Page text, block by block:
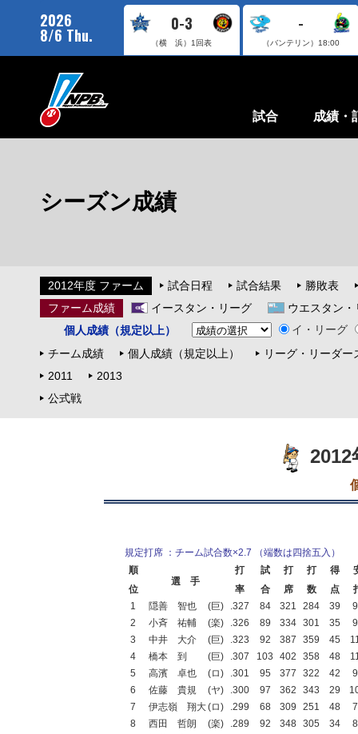
2026
8/6 Thu.
0-3
（横 浜） 1回表
-
（バンテリン） 18:00
試合 成績・
シーズン成績
2012年度 ファーム 試合日程 試合結果
勝敗表
ファーム成績
イースタン・リーグ
ウエスタン・
個人成績（規定以上）
イ・リーグ
チーム成績
個人成績（規定以上）
リーグ・リーダー
2011
2013
公式戦
規定打席 ：チーム試合数×2.7 （端数は四捨五入）
順
位
選 手
打
率
試
合
打
席
打
数
得
点
1
隠善 智也 (巨) .327 84 321 284 39
2
小斉 祐輔 (楽) .326 89 334 301 35
3
中井 大介 (巨) .323 92 387 359 45
4
橋本 到 (巨) .307 103 402 358 48
5
高濱 卓也 (ロ) .301 95 377 322 42
6
佐藤 貴規 (ヤ) .300 97 362 343 29
7
伊志嶺 翔大(ロ) .299 68 309 251 48
8
西田 哲朗 (楽) .289 92 348 305 34